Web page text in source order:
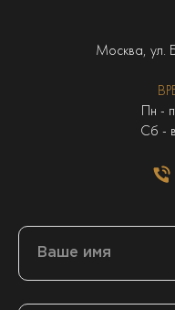
Москва, ул.
Пн -
Сб -